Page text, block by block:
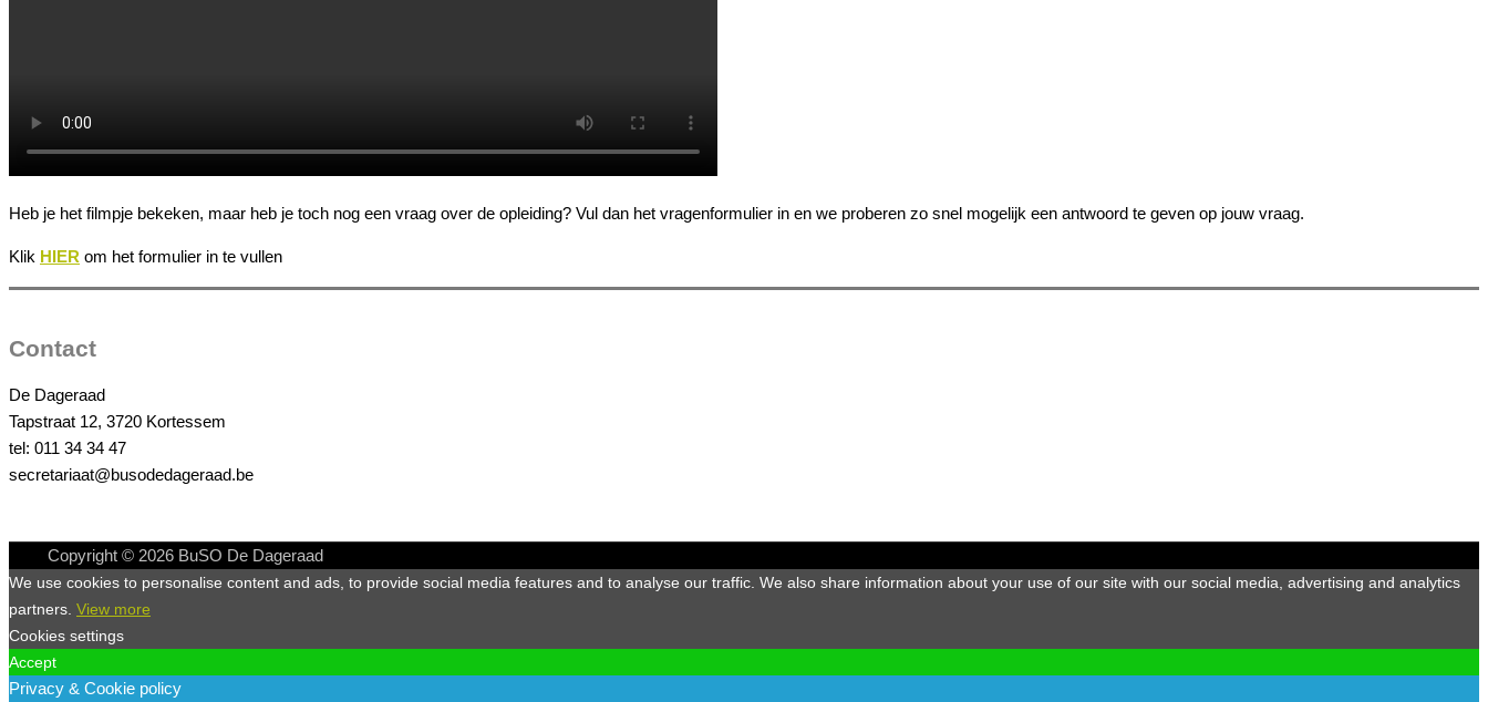
Heb je het filmpje bekeken, maar heb je toch nog een vraag over de opleiding? Vul dan het vragenformulier in en we proberen zo snel mogelijk een antwoord te geven op jouw vraag.
Klik HIER om het formulier in te vullen
Contact
De Dageraad
Tapstraat 12, 3720 Kortessem
tel: 011 34 34 47
secretariaat@busodedageraad.be
Copyright © 2026 BuSO De Dageraad
We use cookies to personalise content and ads, to provide social media features and to analyse our traffic. We also share information about your use of our site with our social media, advertising and analytics
partners. View more
Cookies settings
Accept
Privacy & Cookie policy